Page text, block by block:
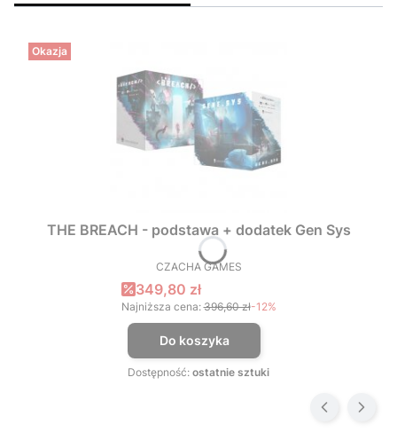
Okazja
THE BREACH - podstawa + dodatek Gen Sys
PRODUCENT
CZACHA GAMES
Cena promocyjna
349,80 zł
Najniższa cena: 396,60 zł-12%
Do koszyka
Dostępność: ostatnie sztuki